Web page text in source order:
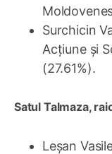
Surchicin
Acțiune și
(27.61%).
Satul Talmaza,
Leșan